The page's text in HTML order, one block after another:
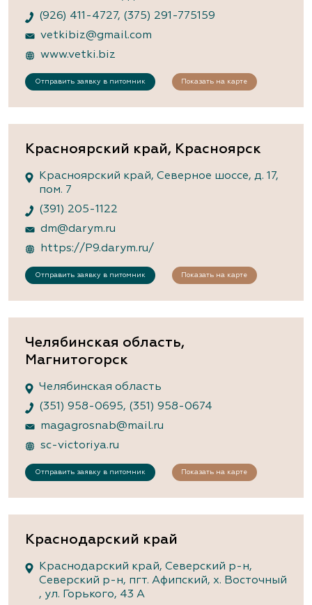
(926) 411-4727, (375) 291-775159
vetkibiz@gmail.com
www.vetki.biz
Отправить заявку в питомник Показать на карте
Красноярский край, Красноярск
Красноярский край, Северное шоссе, д. 17,
пом. 7
(391) 205-1122
dm@darym.ru
https://P9.darym.ru/
Отправить заявку в питомник Показать на карте
Челябинская область,
Магнитогорск
Челябинская область
(351) 958-0695, (351) 958-0674
magagrosnab@mail.ru
sc-victoriya.ru
Отправить заявку в питомник Показать на карте
Краснодарский край
Краснодарский край, Северский р-н,
Северский р-н, пгт. Афипский, х. Восточный
, ул. Горького, 43 А